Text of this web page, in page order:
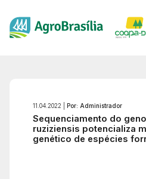
11.04.2022 | Por: Administrador
Sequenciamento do
ruziziensis potencializa
genético de espécies